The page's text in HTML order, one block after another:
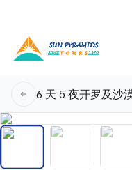
6 天 5 夜开罗及沙